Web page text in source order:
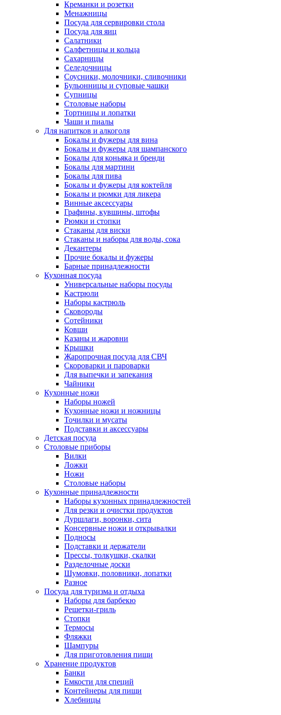
Креманки и розетки
Менажницы
Посуда для сервировки стола
Посуда для яиц
Салатники
Салфетницы и кольца
Сахарницы
Селедочницы
Соусники, молочники, сливочники
Бульонницы и суповые чашки
Супницы
Столовые наборы
Тортницы и лопатки
Чаши и пиалы
Для напитков и алкоголя
Бокалы и фужеры для вина
Бокалы и фужеры для шампанского
Бокалы для коньяка и бренди
Бокалы для мартини
Бокалы для пива
Бокалы и фужеры для коктейля
Бокалы и рюмки для ликера
Винные аксессуары
Графины, кувшины, штофы
Рюмки и стопки
Стаканы для виски
Стаканы и наборы для воды, сока
Декантеры
Прочие бокалы и фужеры
Барные принадлежности
Кухонная посуда
Универсальные наборы посуды
Кастрюли
Наборы кастрюль
Сковороды
Сотейники
Ковши
Казаны и жаровни
Крышки
Жаропрочная посуда для СВЧ
Скороварки и пароварки
Для выпечки и запекания
Чайники
Кухонные ножи
Наборы ножей
Кухонные ножи и ножницы
Точилки и мусаты
Подставки и аксессуары
Детская посуда
Столовые приборы
Вилки
Ложки
Ножи
Столовые наборы
Кухонные принадлежности
Наборы кухонных принадлежностей
Для резки и очистки продуктов
Дуршлаги, воронки, сита
Консервные ножи и открывалки
Подносы
Подставки и держатели
Прессы, толкушки, скалки
Разделочные доски
Шумовки, половники, лопатки
Разное
Посуда для туризма и отдыха
Наборы для барбекю
Решетки-гриль
Стопки
Термосы
Фляжки
Шампуры
Для приготовления пищи
Хранение продуктов
Банки
Емкости для специй
Контейнеры для пищи
Хлебницы